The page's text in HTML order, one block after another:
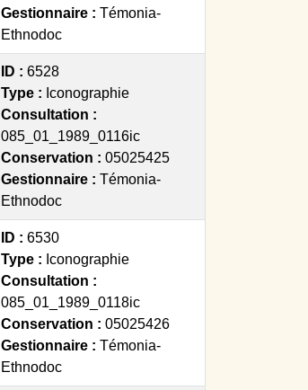
Gestionnaire : Témonia-
Ethnodoc
ID : 6528
Type : Iconographie
Consultation :
085_01_1989_0116ic
Conservation : 05025425
Gestionnaire : Témonia-
Ethnodoc
ID : 6530
Type : Iconographie
Consultation :
085_01_1989_0118ic
Conservation : 05025426
Gestionnaire : Témonia-
Ethnodoc